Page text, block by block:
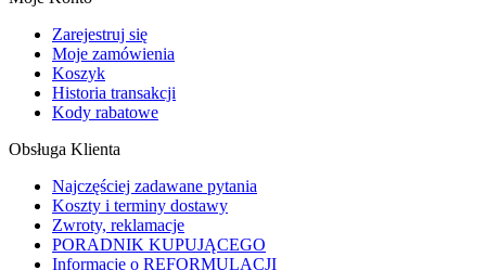
Zarejestruj się
Moje zamówienia
Koszyk
Historia transakcji
Kody rabatowe
Obsługa Klienta
Najczęściej zadawane pytania
Koszty i terminy dostawy
Zwroty, reklamacje
PORADNIK KUPUJĄCEGO
Informacje o REFORMULACJI